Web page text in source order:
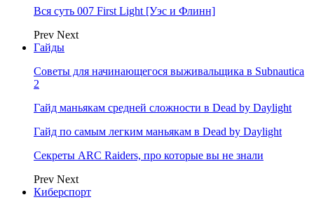
Вся суть 007 First Light [Уэс и Флинн]
Prev Next
Гайды
Советы для начинающегося выживальщика в Subnautica
2
Гайд маньякам средней сложности в Dead by Daylight
Гайд по самым легким маньякам в Dead by Daylight
Секреты ARC Raiders, про которые вы не знали
Prev Next
Киберспорт